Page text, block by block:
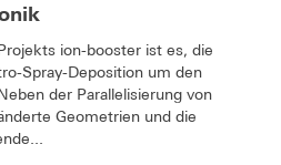
ion-booster ist es, die
Spray-Deposition um den
der Parallelisierung von
Geometrien und die